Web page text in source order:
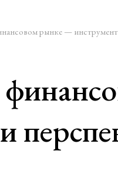
рынке —